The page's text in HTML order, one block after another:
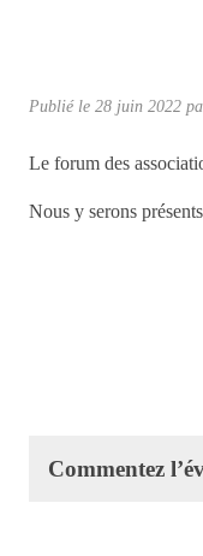
Publié le 28 juin 2022
Le forum des
Nous y serons
Commentez